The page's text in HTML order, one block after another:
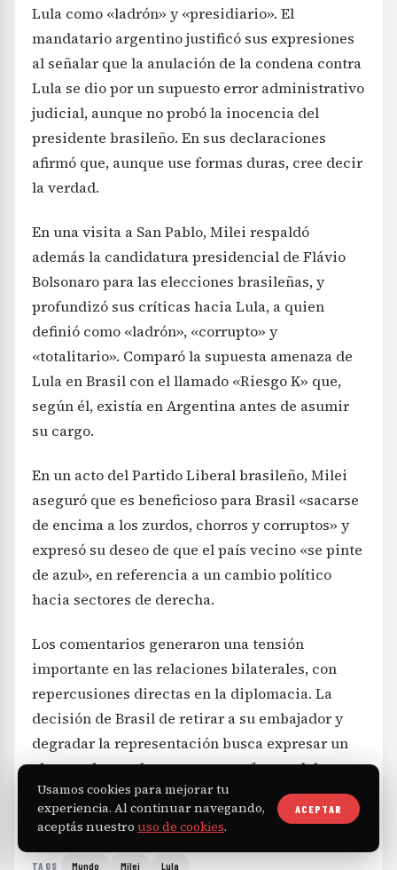
Lula como «ladrón» y «presidiario». El
mandatario argentino justificó sus expresiones
al señalar que la anulación de la condena contra
Lula se dio por un supuesto error administrativo
judicial, aunque no probó la inocencia del
presidente brasileño. En sus declaraciones
afirmó que, aunque use formas duras, cree decir
la verdad.
En una visita a San Pablo, Milei respaldó
además la candidatura presidencial de Flávio
Bolsonaro para las elecciones brasileñas, y
profundizó sus críticas hacia Lula, a quien
definió como «ladrón», «corrupto» y
«totalitario». Comparó la supuesta amenaza de
Lula en Brasil con el llamado «Riesgo K» que,
según él, existía en Argentina antes de asumir
su cargo.
En un acto del Partido Liberal brasileño, Milei
aseguró que es beneficioso para Brasil «sacarse
de encima a los zurdos, chorros y corruptos» y
expresó su deseo de que el país vecino «se pinte
de azul», en referencia a un cambio político
hacia sectores de derecha.
Los comentarios generaron una tensión
importante en las relaciones bilaterales, con
repercusiones directas en la diplomacia. La
decisión de Brasil de retirar a su embajador y
degradar la representación busca expresar un
claro rechazo a las constantes ofensas del
presidente argentino hacia su gobierno.
TAGS Mundo Milei Lula
Usamos cookies para mejorar tu
experiencia. Al continuar navegando,
aceptás nuestro uso de cookies.
ACEPTAR